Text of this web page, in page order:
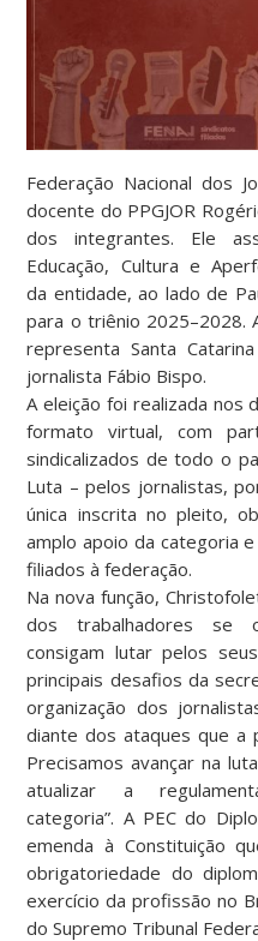
Federação Nacional dos
docente do PPGJOR
dos integrantes. Ele
Educação, Cultura e
da entidade, ao lado de
para o triênio 2025–2028.
representa Santa
jornalista Fábio Bispo.
A eleição foi realizada nos
formato virtual, com
sindicalizados de todo o
Luta – pelos jornalistas,
única inscrita no pleito,
amplo apoio da categoria
filiados à federação.
Na nova função,
dos trabalhadores se
consigam lutar pelos
principais desafios da
organização dos
diante dos ataques que a
Precisamos avançar na
atualizar a
categoria”. A PEC do
emenda à Constituição
obrigatoriedade do
exercício da profissão no
do Supremo Tribunal